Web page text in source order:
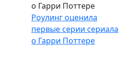
о Гарри Поттере
Роулинг оценила
первые серии сериала
о Гарри Поттере